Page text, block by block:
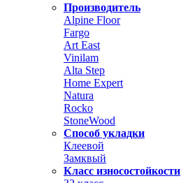
Производитель
Alpine Floor
Fargo
Art East
Vinilam
Alta Step
Home Expert
Natura
Rocko
StoneWood
Способ укладки
Клеевой
Замквый
Класс износостойкости